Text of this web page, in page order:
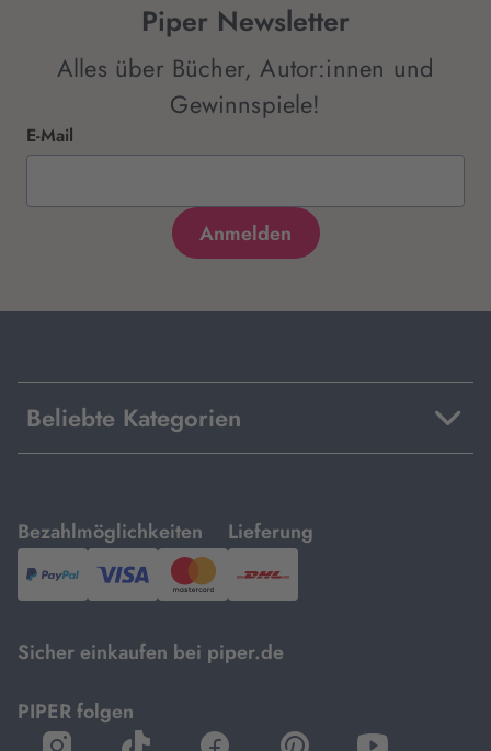
Piper Newsletter
Alles über Bücher, Autor:innen und
Gewinnspiele!
E-Mail
Beliebte Kategorien
Bezahlmöglichkeiten
mit
PayPal,Visa
und
Lieferung
mit
DHL.
Sicher einkaufen bei piper.de
PIPER folgen
öffnet
öffnet
öffnet
öffnet
öffnet